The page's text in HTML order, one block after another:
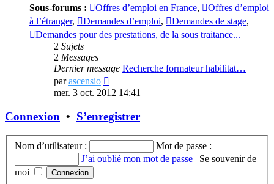
Sous-forums : Offres d’emploi en France,
Offres d’emploi
à l’étranger, Demandes d’emploi, Demandes de stage,
Demandes pour des prestations, de la sous traitance...
2 Sujets
2 Messages
Dernier message Recherche formateur habilitat…
parascensio
le
message
mer. 3 oct. 2012 14:41
Connexion • S’enregistrer
Nom d’utilisateur :
Mot de passe :
J’ai oublié mon mot de passe | Se souvenir de
moi